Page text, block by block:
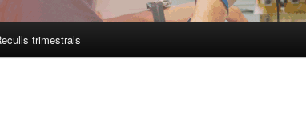
trimestrals